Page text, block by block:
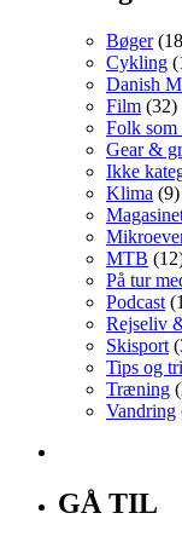
Bøger
Cykling
Danish
Film (32)
Folk som
Gear &
Ikke
Klima (9)
MTB
På tur
Podcast
Rejseliv
Skisport
Tips og
Træning
Vandring
GÅ TIL